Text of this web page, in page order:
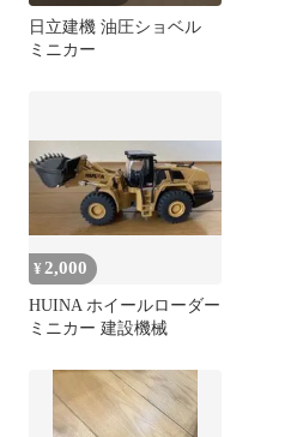
日立建機 油圧ショベル
ミニカー
¥ 2,000
HUINA ホイールローダー
ミニカー 建設機械